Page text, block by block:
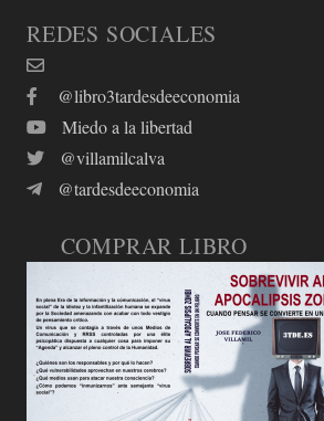
REDES SOCIALES
@libro3tardesdeeconomia
Miedo a la libertad
@villamilcalva
@tardesdeeconomia
COMPRAR LIBRO